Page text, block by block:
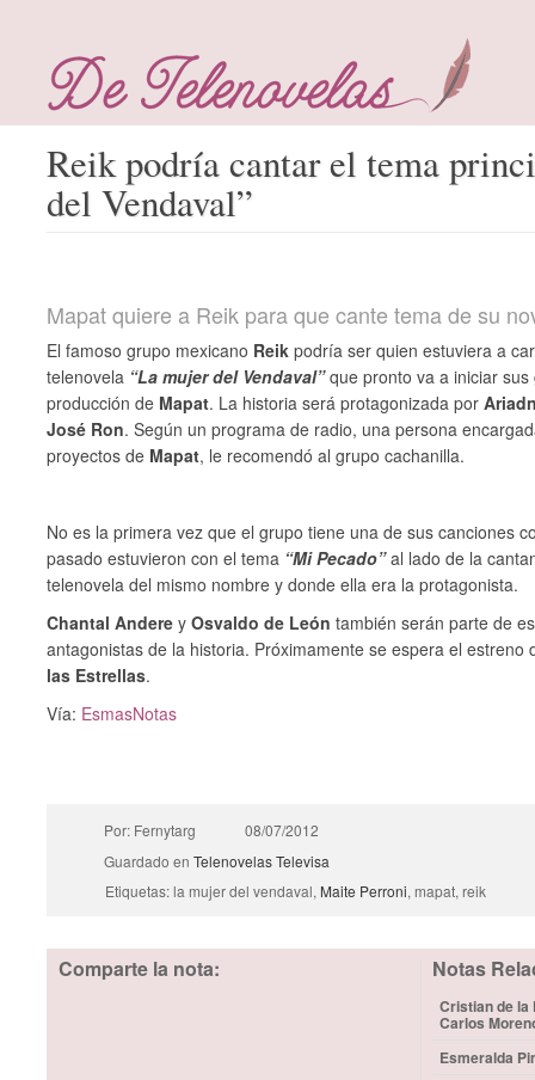
Reik podría cantar el tema
del Vendaval”
Mapat quiere a Reik para que cante tema de su
El famoso grupo mexicano Reik podría ser quien estuviera a
telenovela “La mujer del Vendaval”que pronto va a iniciar
producción de Mapat. La historia será protagonizada por
José Ron. Según un programa de radio, una persona
proyectos de Mapat, le recomendó al grupo cachanilla.
No es la primera vez que el grupo tiene una de sus canciones
pasado estuvieron con el tema “Mi Pecado”al lado de la
telenovela del mismo nombre y donde ella era la protagonista.
Chantal Andere yOsvaldo de León también serán parte de
antagonistas de la historia. Próximamente se espera el
las Estrellas.
Vía: EsmasNotas
Por: Fernytarg
08/07/2012
Guardado en TelenovelasTelevisa
Etiquetas: la mujer del vendaval, Maite Perroni, mapat, reik
Comparte la nota: Notas
Cristian de la
Carlos
Esmeralda